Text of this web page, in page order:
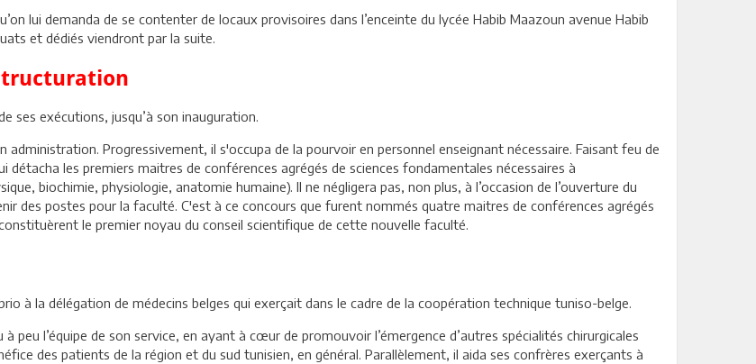
lui demanda de se contenter de locaux provisoires dans l’enceinte du lycée Habib Maazoun avenue Habib
et dédiés viendront par la suite.
ses exécutions, jusqu’à son inauguration.
Progressivement, il s'occupa de la pourvoir en personnel enseignant nécessaire. Faisant feu de
les premiers maitres de conférences agrégés de sciences fondamentales nécessaires à
biochimie, physiologie, anatomie humaine). Il ne négligera pas, non plus, à l’occasion de l’ouverture du
des postes pour la faculté. C'est à ce concours que furent nommés quatre maitres de conférences agrégés
le premier noyau du conseil scientifique de cette nouvelle faculté.
à la délégation de médecins belges qui exerçait dans le cadre de la coopération technique tuniso-belge.
l’équipe de son service, en ayant à cœur de promouvoir l’émergence d’autres spécialités chirurgicales
des patients de la région et du sud tunisien, en général. Parallèlement, il aida ses confrères exerçants à